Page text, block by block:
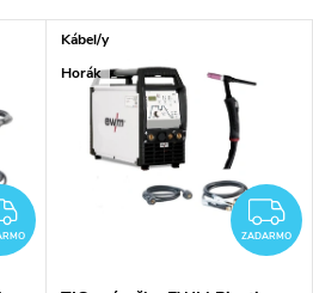
ZADARMO
Kábel/y
Horák
ZADARMO